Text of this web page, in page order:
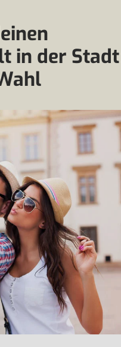
in der Stadt